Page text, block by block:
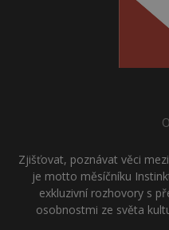
Zjišťovat, poznávat věci
je motto měsíčníku
exkluzivní rozhovory s
osobnostmi ze světa